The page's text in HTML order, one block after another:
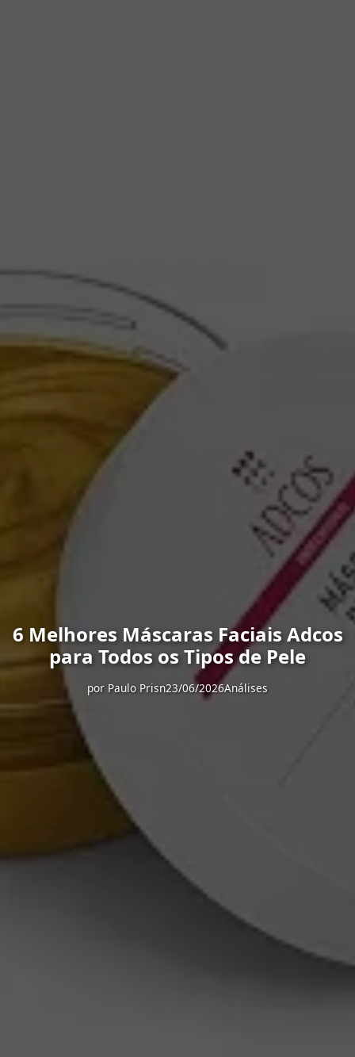
6 Melhores Máscaras Faciais Adcos
para Todos os Tipos de Pele
por Paulo Prisn23/06/2026Análises